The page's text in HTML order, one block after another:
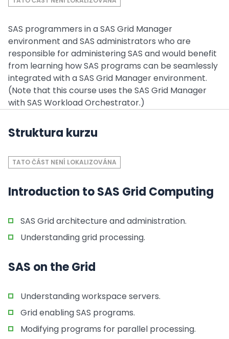
SAS programmers in a SAS Grid Manager
environment and SAS administrators who are
responsible for administering SAS and would benefit
from learning how SAS programs can be seamlessly
integrated with a SAS Grid Manager environment.
(Note that this course uses the SAS Grid Manager
with SAS Workload Orchestrator.)
Struktura kurzu
TATO ČÁST NENÍ LOKALIZOVÁNA
Introduction to SAS Grid Computing
SAS Grid architecture and administration.
Understanding grid processing.
SAS on the Grid
Understanding workspace servers.
Grid enabling SAS programs.
Modifying programs for parallel processing.